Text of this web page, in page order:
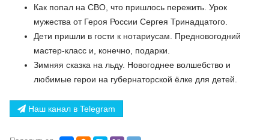
Как попал на СВО, что пришлось пережить. Урок
мужества от Героя России Сергея Тринадцатого.
Дети пришли в гости к нотариусам. Предновогодний
мастер-класс и, конечно, подарки.
Зимняя сказка на льду. Новогоднее волшебство и
любимые герои на губернаторской ёлке для детей.
Наш канал в Telegram